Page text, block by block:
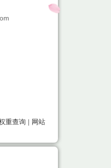
重查询 | 网站